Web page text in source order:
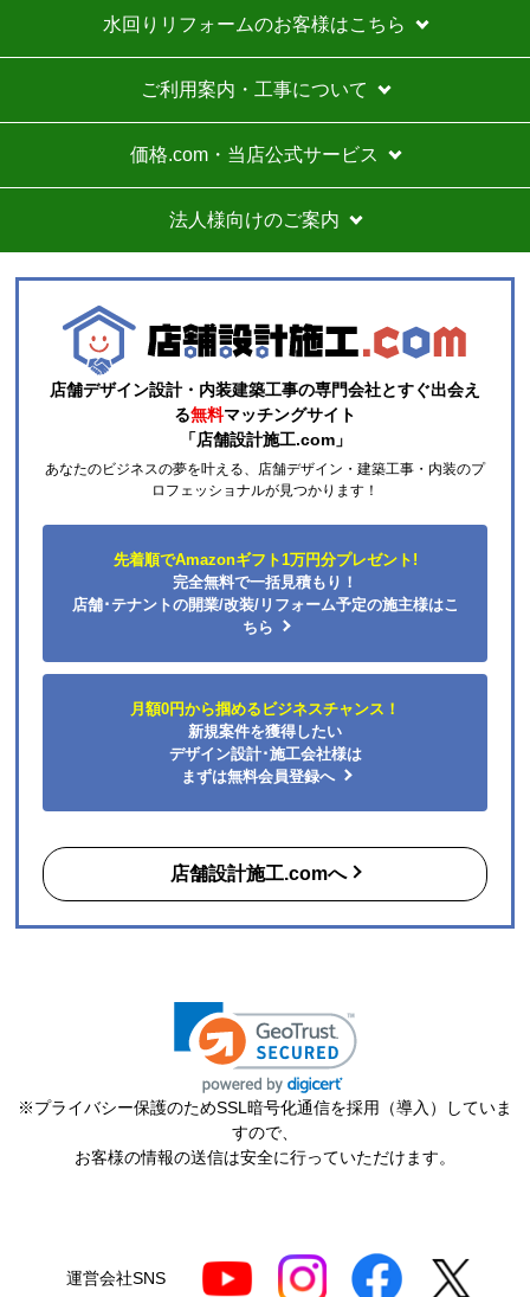
水回りリフォームのお客様はこちら
ご利用案内・工事について
価格.com・当店公式サービス
法人様向けのご案内
店舗デザイン設計・内装建築工事の専門会社とすぐ出会え
る無料マッチングサイト
「店舗設計施工.com」
あなたのビジネスの夢を叶える、店舗デザイン・建築工事・内装のプ
ロフェッショナルが見つかります！
先着順でAmazonギフト1万円分プレゼント!
完全無料で一括見積もり！
店舗･テナントの開業/改装/リフォーム予定の施主様はこ
ちら
月額0円から掴めるビジネスチャンス！
新規案件を獲得したい
デザイン設計･施工会社様は
まずは無料会員登録へ
店舗設計施工.comへ
※プライバシー保護のためSSL暗号化通信を採用（導入）していま
すので、
お客様の情報の送信は安全に行っていただけます。
運営会社SNS